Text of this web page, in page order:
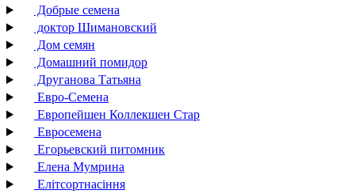
Добрые семена
доктор Шимановский
Дом семян
Домашний помидор
Друганова Татьяна
Евро-Семена
Европейшен Коллекшен Стар
Евросемена
Егорьевский питомник
Елена Мумрина
Елітсортнасіння